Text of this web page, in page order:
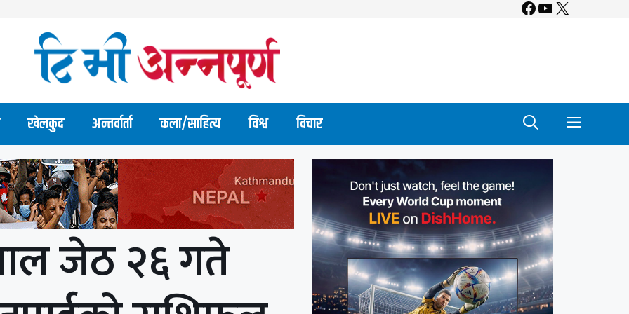
Facebook
YouTube
X
खेलकुद अन्तर्वार्ता कला/साहित्य विश्व विचार
जेठ २६ गते